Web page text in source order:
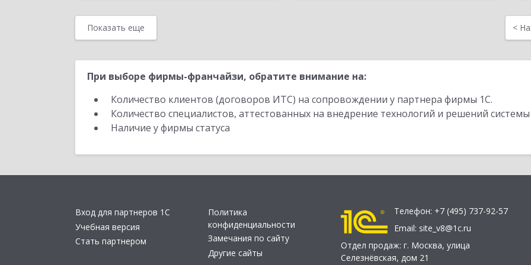
Показать еще <
При выборе фирмы-франчайзи, обратите внимание на:
Количество клиентов (договоров ИТС) на сопровождении у партнера фирмы 1С.
Количество специалистов, аттестованных на внедрение технологий и решений
Наличие у фирмы статуса
Вход для партнеров 1С
Учебная версия
Стать партнером
Политика
конфиденциальности
Замечания по сайту
Другие сайты
Телефон: +7 (495) 737-92-57
Email: site_v8@1c.ru
Отдел продаж: г. Москва, улица
Селезнёвская, дом 21